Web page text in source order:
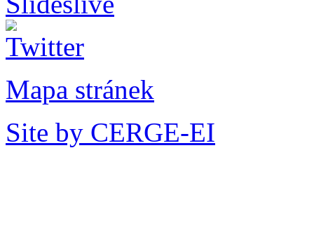
Mapa stránek
Site by CERGE-EI